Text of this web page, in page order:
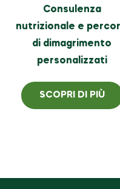
Consulenza
nutrizionale e
di dimagrimento
personalizzati
SCOPRI DI PIÙ